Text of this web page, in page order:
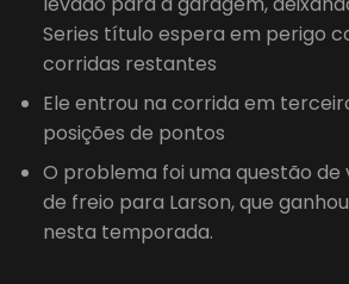
Series título espera em perigo
corridas restantes
Ele entrou na corrida em
posições de pontos
O problema foi uma questão de
de freio para Larson, que
nesta temporada.